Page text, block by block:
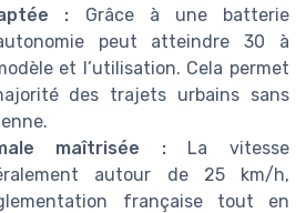
: Grâce à une batterie
peut atteindre 30 à
et l’utilisation. Cela permet
des trajets urbains sans
maîtrisée :La vitesse
autour de 25 km/h,
française tout en